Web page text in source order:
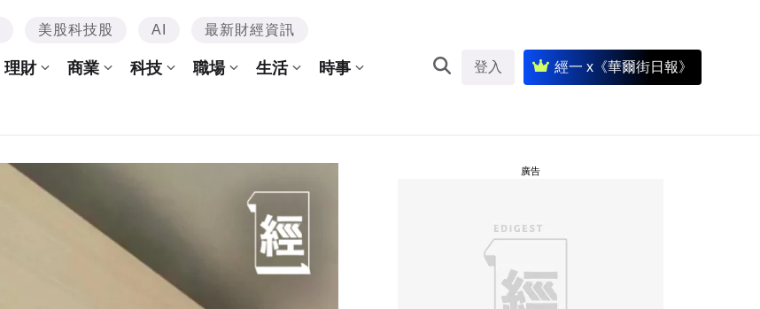
美股科技股 AI 最新財經資訊
理財 商業 科技 職場 生活 時事 登入 經一 x《華爾街日報》
廣告